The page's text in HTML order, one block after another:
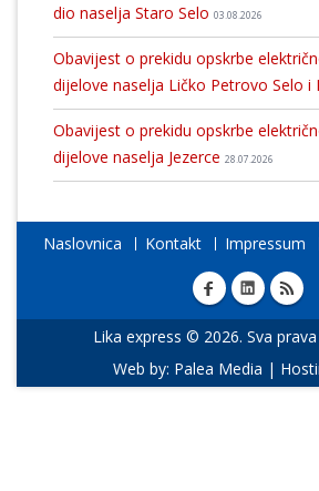
dio naselja Staro Selo 03.08.2026
Obavijest o prekidu opskrbe
dijelove naselja Ličko Petrovo Selo i
Obavijest o prekidu opskrbe
dijelove naselja Jezerce 28.07.2026
Naslovnica Kontakt Impressum
Lika express © 2026. Sva
Web by: Palea Media |